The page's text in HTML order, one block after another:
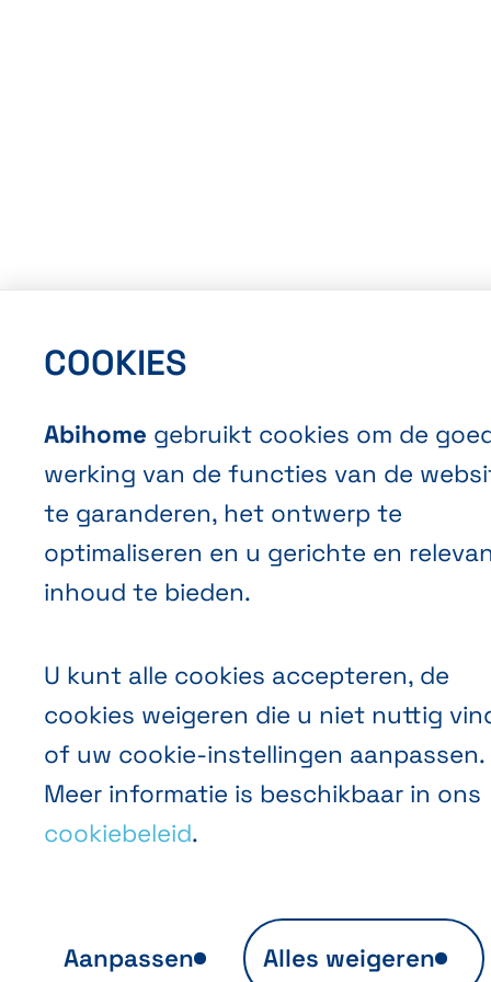
COOKIES
Abihome gebruikt cookies om de
werking van de functies van de
te garanderen, het ontwerp te
optimaliseren en u gerichte en
inhoud te bieden.
U kunt alle cookies accepteren, de
cookies weigeren die u niet nuttig
of uw cookie-instellingen aanpassen.
Meer informatie is beschikbaar in ons
cookiebeleid.
Aanpassen Alles weigeren